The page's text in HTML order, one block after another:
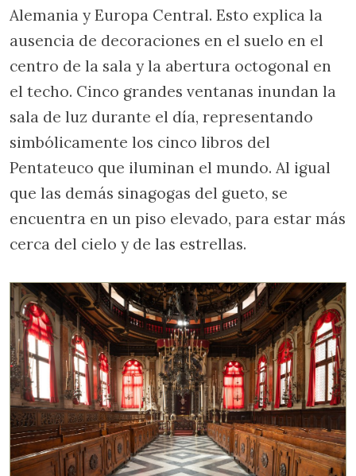
Alemania y Europa Central. Esto explica la
ausencia de decoraciones en el suelo en el
centro de la sala y la abertura octogonal en
el techo. Cinco grandes ventanas inundan la
sala de luz durante el día, representando
simbólicamente los cinco libros del
Pentateuco que iluminan el mundo. Al igual
que las demás sinagogas del gueto, se
encuentra en un piso elevado, para estar más
cerca del cielo y de las estrellas.